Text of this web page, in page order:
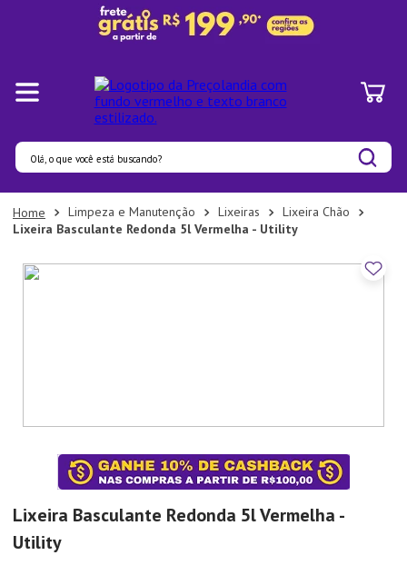
Olá, o que você está buscando?
Limpeza e Manutenção Lixeiras
Lixeira Chão
Lixeira Basculante Redonda 5l Vermelha - Utility
Lixeira Basculante Redonda 5l Vermelha -
Utility
Termos mais buscados
1º
Pratos
2º
Panelas
7º
Xicara
Tapete
Aparelho Jantar
10º Lixeira